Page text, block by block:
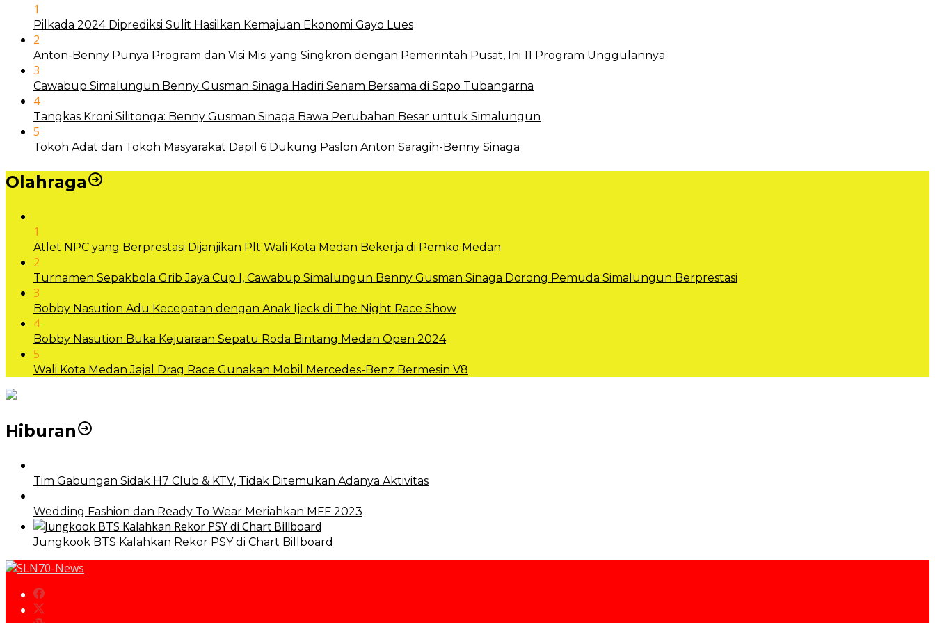
1
Pilkada 2024 Diprediksi Sulit Hasilkan Kemajuan Ekonomi Gayo Lues
2
Anton-Benny Punya Program dan Visi Misi yang Singkron dengan Pemerintah Pusat, Ini 11 Program Unggulannya
3
Cawabup Simalungun Benny Gusman Sinaga Hadiri Senam Bersama di Sopo Tubangarna
4
Tangkas Kroni Silitonga: Benny Gusman Sinaga Bawa Perubahan Besar untuk Simalungun
5
Tokoh Adat dan Tokoh Masyarakat Dapil 6 Dukung Paslon Anton Saragih-Benny Sinaga
Olahraga
1
Atlet NPC yang Berprestasi Dijanjikan Plt Wali Kota Medan Bekerja di Pemko Medan
2
Turnamen Sepakbola Grib Jaya Cup I, Cawabup Simalungun Benny Gusman Sinaga Dorong Pemuda Simalungun Berprestasi
3
Bobby Nasution Adu Kecepatan dengan Anak Ijeck di The Night Race Show
4
Bobby Nasution Buka Kejuaraan Sepatu Roda Bintang Medan Open 2024
5
Wali Kota Medan Jajal Drag Race Gunakan Mobil Mercedes-Benz Bermesin V8
Hiburan
Tim Gabungan Sidak H7 Club & KTV, Tidak Ditemukan Adanya Aktivitas
Wedding Fashion dan Ready To Wear Meriahkan MFF 2023
Jungkook BTS Kalahkan Rekor PSY di Chart Billboard